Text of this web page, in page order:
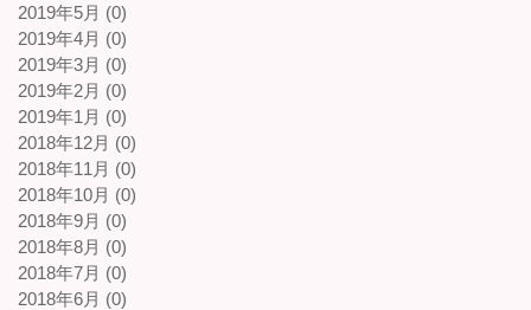
2019年5月 (0)
2019年4月 (0)
2019年3月 (0)
2019年2月 (0)
2019年1月 (0)
2018年12月 (0)
2018年11月 (0)
2018年10月 (0)
2018年9月 (0)
2018年8月 (0)
2018年7月 (0)
2018年6月 (0)